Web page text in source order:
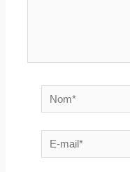
Nom*
E-
mail*